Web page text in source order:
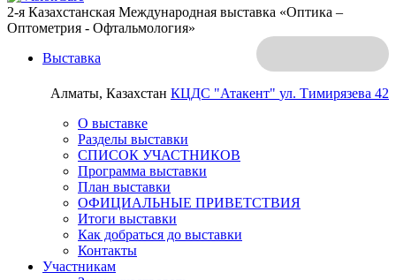
2-я Казахстанская Международная выставка «Оптика –
Оптометрия - Офтальмология»
Алматы, Казахстан КЦДС "Атакент" ул. Тимирязева 42
Выставка
О выставке
Разделы выставки
СПИСОК УЧАСТНИКОВ
Программа выставки
План выставки
ОФИЦИАЛЬНЫЕ ПРИВЕТСТВИЯ
Итоги выставки
Как добраться до выставки
Контакты
Участникам